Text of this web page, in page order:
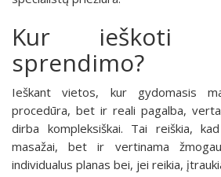
Kur ieškoti
sprendimo?
Ieškant vietos, kur gydomasis
procedūra, bet ir reali pagalba,
dirba kompleksiškai. Tai reiškia,
masažai, bet ir vertinama
individualus planas bei, jei reikia,